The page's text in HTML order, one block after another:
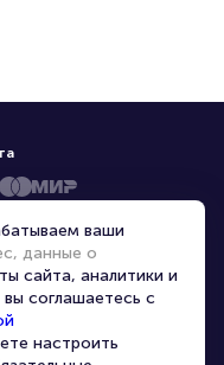
ваши
данные о
сайта, аналитики и
соглашаетесь с
настроить